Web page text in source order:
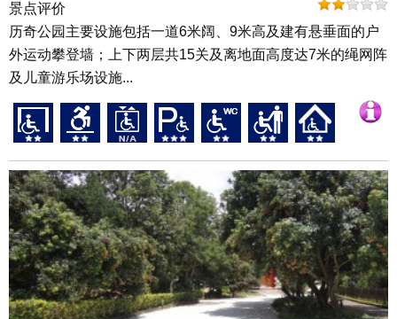
景点评价
历奇公园主要设施包括一道6米阔、9米高及建有悬垂面的户
外运动攀登墙；上下两层共15关及离地面高度达7米的绳网阵
及儿童游乐场设施...